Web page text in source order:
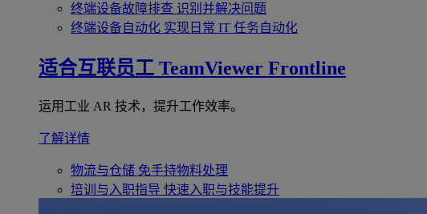
终端设备故障排查 识别并解决问题
终端设备自动化 实现日常 IT 任务自动化
适合互联员工 TeamViewer Frontline
运用工业 AR 技术，提升工作效率。
了解详情
物流与仓储 免手持物料处理
培训与入职指导 快速入职与技能提升